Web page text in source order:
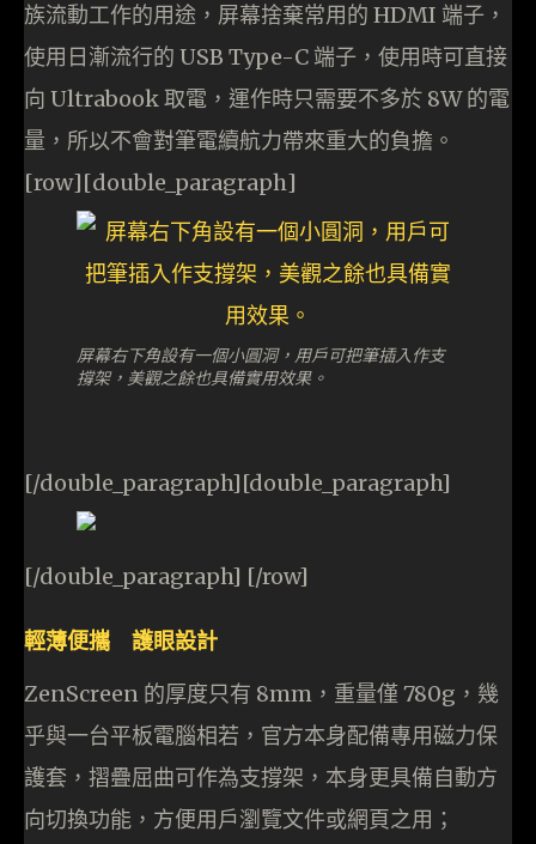
族流動工作的用途，屏幕捨棄常用的 HDMI 端子，
使用日漸流行的 USB Type-C 端子，使用時可直接
向 Ultrabook 取電，運作時只需要不多於 8W 的電
量，所以不會對筆電續航力帶來重大的負擔。
[row][double_paragraph]
屏幕右下角設有一個小圓洞，用戶可把筆插入作支
撐架，美觀之餘也具備實用效果。
[/double_paragraph][double_paragraph]
[/double_paragraph] [/row]
輕薄便攜 護眼設計
ZenScreen 的厚度只有 8mm，重量僅 780g，幾
乎與一台平板電腦相若，官方本身配備專用磁力保
護套，摺疊屈曲可作為支撐架，本身更具備自動方
向切換功能，方便用戶瀏覽文件或網頁之用；